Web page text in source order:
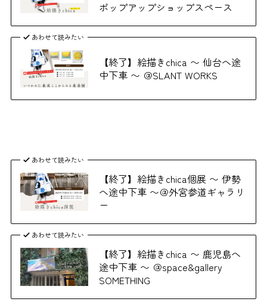
ポップアップショップスペース
あわせて読みたい
【終了】絵描きchica 〜 仙台へ途
中下車 〜 ＠SLANT WORKS
あわせて読みたい
【終了】絵描きchica個展 〜 伊勢
へ途中下車 〜＠外宮参道ギャラリ
ー
あわせて読みたい
【終了】絵描きchica 〜 鹿児島へ
途中下車 〜 ＠space&gallery
SOMETHING